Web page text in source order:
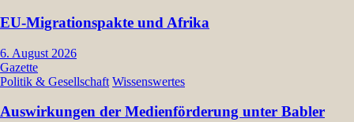
EU-Migrationspakte und Afrika
6. August 2026
Gazette
Politik & Gesellschaft Wissenswertes
Auswirkungen der Medienförderung unter Babler